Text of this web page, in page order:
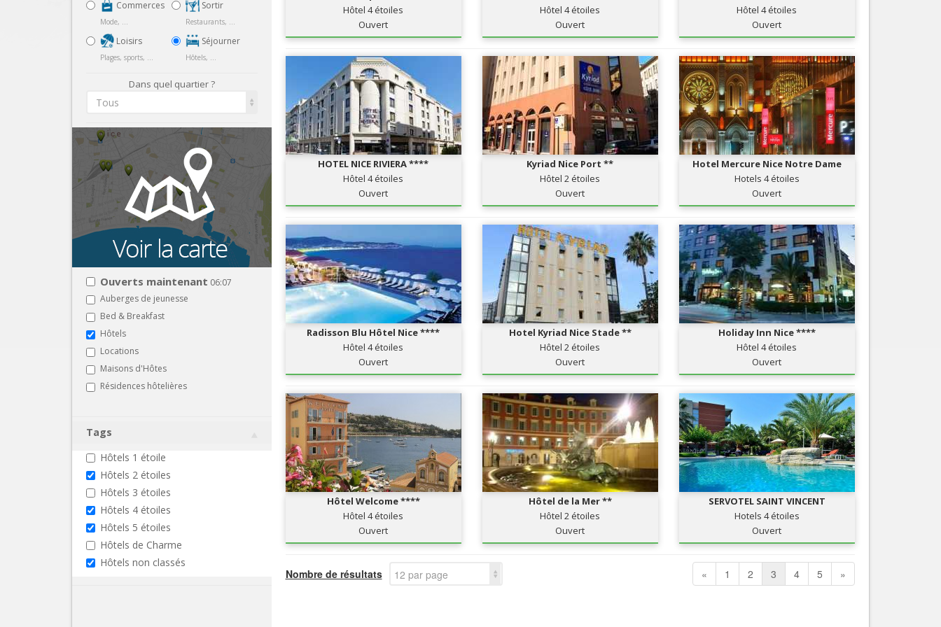
Tourisme, ...
Nice Aéroport
Commerces
Mode, ...
Loisirs
Plages, sports, ...
Sortir
Restaurants, ...
Séjourner
Hôtels, ...
Dans quel quartier ?
Tous
Ouverts maintenant 06:07
Auberges de jeunesse
Bed & Breakfast
Hôtels
Locations
Maisons d'Hôtes
Résidences hôtelières
Tags
Hôtels 1 étoile
Hôtels 2 étoiles
Hôtels 3 étoiles
Hôtels 4 étoiles
Hôtels 5 étoiles
Hôtels de Charme
Hôtels non classés
Hôtel 4 étoiles
Ouvert
Hôtel 4 étoiles
Ouvert
Hôtel 4 étoiles
Ouvert
HOTEL NICE RIVIERA ****
Hôtel 4 étoiles
Ouvert
Kyriad Nice Port **
Hôtel 2 étoiles
Ouvert
Hotel Mercure Nice Notre Dame
Hotels 4 étoiles
Ouvert
Radisson Blu Hôtel Nice ****
Hôtel 4 étoiles
Ouvert
Hotel Kyriad Nice Stade **
Hôtel 2 étoiles
Ouvert
Holiday Inn Nice ****
Hôtel 4 étoiles
Ouvert
Hôtel Welcome ****
Hôtel 4 étoiles
Ouvert
Hôtel de la Mer **
Hôtel 2 étoiles
Ouvert
SERVOTEL SAINT VINCENT
Hotels 4 étoiles
Ouvert
Nombre de résultats 12 par page « 1 2 3 4 5 »